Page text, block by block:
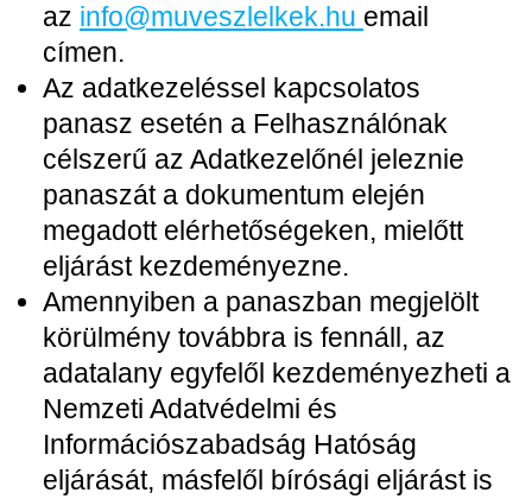
az info@muveszlelkek.hu email
címen.
Az adatkezeléssel kapcsolatos
panasz esetén a Felhasználónak
célszerű az Adatkezelőnél jeleznie
panaszát a dokumentum elején
megadott elérhetőségeken, mielőtt
eljárást kezdeményezne.
Amennyiben a panaszban megjelölt
körülmény továbbra is fennáll, az
adatalany egyfelől kezdeményezheti a
Nemzeti Adatvédelmi és
Információszabadság Hatóság
eljárását, másfelől bírósági eljárást is